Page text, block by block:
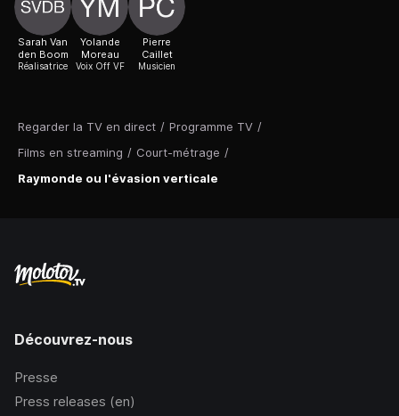
Regarder la TV en direct / Programme TV /
Films en streaming / Court-métrage /
Raymonde ou l'évasion verticale
Sarah Van
den Boom
Réalisatrice
Yolande
Moreau
Voix Off VF
Pierre
Caillet
Musicien
Découvrez-nous
Presse
Press releases (en)